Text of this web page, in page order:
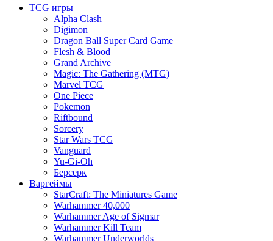
TCG игры
Alpha Clash
Digimon
Dragon Ball Super Card Game
Flesh & Blood
Grand Archive
Magic: The Gathering (MTG)
Marvel TCG
One Piece
Pokemon
Riftbound
Sorcery
Star Wars TCG
Vanguard
Yu-Gi-Oh
Берсерк
Варгеймы
StarCraft: The Miniatures Game
Warhammer 40,000
Warhammer Age of Sigmar
Warhammer Kill Team
Warhammer Underworlds